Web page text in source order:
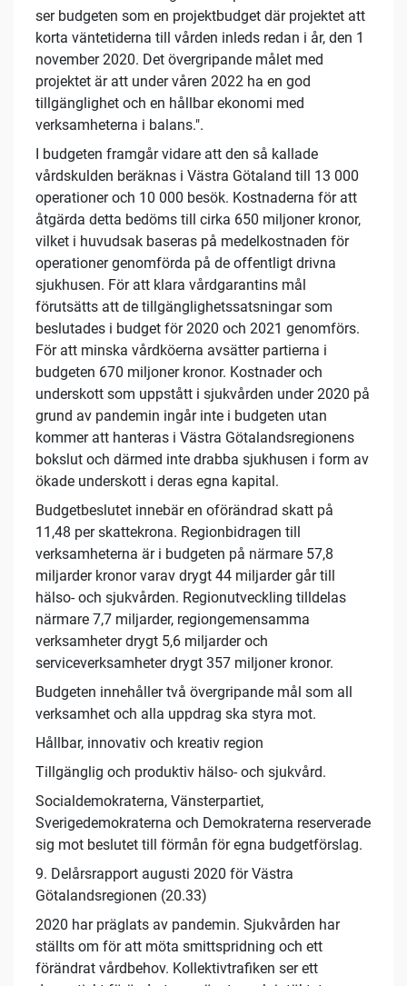
ser budgeten som en projektbudget där projektet att
korta väntetiderna till vården inleds redan i år, den 1
november 2020. Det övergripande målet med
projektet är att under våren 2022 ha en god
tillgänglighet och en hållbar ekonomi med
verksamheterna i balans.".
I budgeten framgår vidare att den så kallade
vårdskulden beräknas i Västra Götaland till 13 000
operationer och 10 000 besök. Kostnaderna för att
åtgärda detta bedöms till cirka 650 miljoner kronor,
vilket i huvudsak baseras på medelkostnaden för
operationer genomförda på de offentligt drivna
sjukhusen. För att klara vårdgarantins mål
förutsätts att de tillgänglighetssatsningar som
beslutades i budget för 2020 och 2021 genomförs.
För att minska vårdköerna avsätter partierna i
budgeten 670 miljoner kronor. Kostnader och
underskott som uppstått i sjukvården under 2020 på
grund av pandemin ingår inte i budgeten utan
kommer att hanteras i Västra Götalandsregionens
bokslut och därmed inte drabba sjukhusen i form av
ökade underskott i deras egna kapital.
Budgetbeslutet innebär en oförändrad skatt på
11,48 per skattekrona. Regionbidragen till
verksamheterna är i budgeten på närmare 57,8
miljarder kronor varav drygt 44 miljarder går till
hälso- och sjukvården. Regionutveckling tilldelas
närmare 7,7 miljarder, regiongemensamma
verksamheter drygt 5,6 miljarder och
serviceverksamheter drygt 357 miljoner kronor.
Budgeten innehåller två övergripande mål som all
verksamhet och alla uppdrag ska styra mot.
Hållbar, innovativ och kreativ region
Tillgänglig och produktiv hälso- och sjukvård.
Socialdemokraterna, Vänsterpartiet,
Sverigedemokraterna och Demokraterna reserverade
sig mot beslutet till förmån för egna budgetförslag.
9. Delårsrapport augusti 2020 för Västra
Götalandsregionen (20.33)
2020 har präglats av pandemin. Sjukvården har
ställts om för att möta smittspridning och ett
förändrat vårdbehov. Kollektivtrafiken ser ett